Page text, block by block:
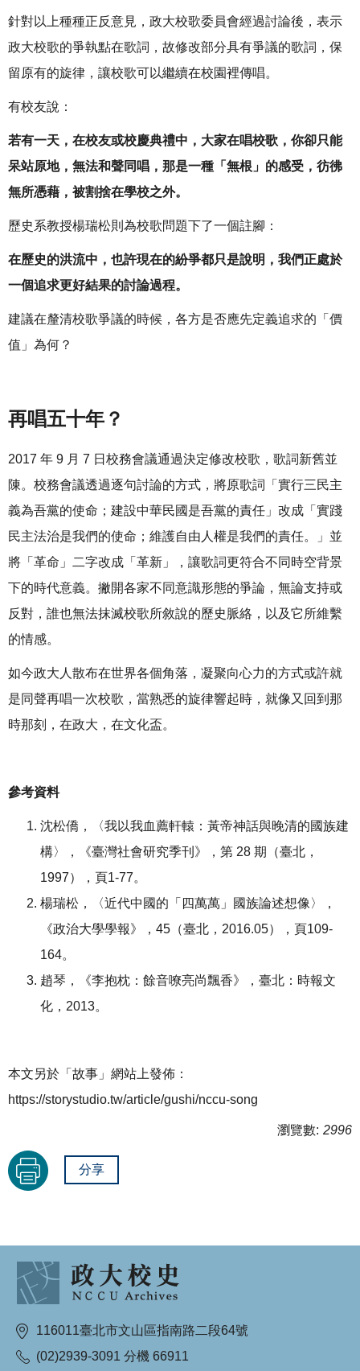
針對以上種種正反意見，政大校歌委員會經過討論後，表示
政大校歌的爭執點在歌詞，故修改部分具有爭議的歌詞，保
留原有的旋律，讓校歌可以繼續在校園裡傳唱。
有校友說：
若有一天，在校友或校慶典禮中，大家在唱校歌，你卻只能
呆站原地，無法和聲同唱，那是一種「無根」的感受，彷彿
無所憑藉，被割捨在學校之外。
歷史系教授楊瑞松則為校歌問題下了一個註腳：
在歷史的洪流中，也許現在的紛爭都只是說明，我們正處於
一個追求更好結果的討論過程。
建議在釐清校歌爭議的時候，各方是否應先定義追求的「價
值」為何？
再唱五十年？
2017 年 9 月 7 日校務會議通過決定修改校歌，歌詞新舊並
陳。校務會議透過逐句討論的方式，將原歌詞「實行三民主
義為吾黨的使命；建設中華民國是吾黨的責任」改成「實踐
民主法治是我們的使命；維護自由人權是我們的責任。」並
將「革命」二字改成「革新」，讓歌詞更符合不同時空背景
下的時代意義。撇開各家不同意識形態的爭論，無論支持或
反對，誰也無法抹滅校歌所敘說的歷史脈絡，以及它所維繫
的情感。
如今政大人散布在世界各個角落，凝聚向心力的方式或許就
是同聲再唱一次校歌，當熟悉的旋律響起時，就像又回到那
時那刻，在政大，在文化盃。
參考資料
沈松僑，〈我以我血薦軒轅：黃帝神話與晚清的國族建
構〉，《臺灣社會研究季刊》，第 28 期（臺北，
1997），頁1-77。
楊瑞松，〈近代中國的「四萬萬」國族論述想像〉，
《政治大學學報》，45（臺北，2016.05），頁109-
164。
趙琴，《李抱枕：餘音嘹亮尚飄香》，臺北：時報文
化，2013。
本文另於「故事」網站上發佈：
https://storystudio.tw/article/gushi/nccu-song
瀏覽數: 2996
分享
116011臺北市文山區指南路二段64號
(02)2939-3091 分機 66911